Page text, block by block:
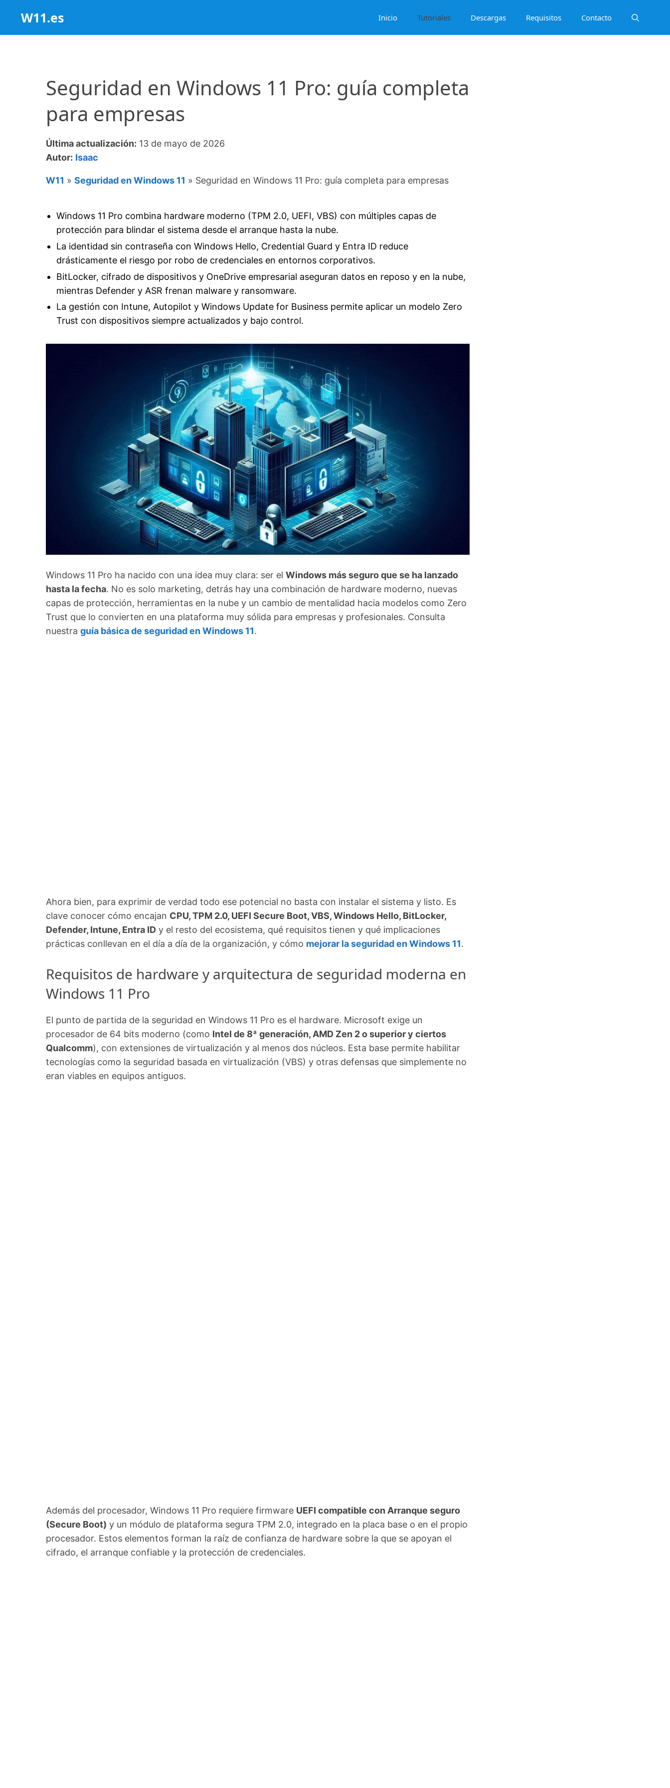
contenido
W11.es Inicio Tutoriales Descargas Requisitos Contacto
Seguridad en Windows 11 Pro: guía completa
para empresas
Última actualización: 13 de mayo de 2026
Autor: Isaac
W11 » Seguridad en Windows 11 » Seguridad en Windows 11 Pro: guía completa para empresas
Windows 11 Pro combina hardware moderno (TPM 2.0, UEFI, VBS) con múltiples capas de
protección para blindar el sistema desde el arranque hasta la nube.
La identidad sin contraseña con Windows Hello, Credential Guard y Entra ID reduce
drásticamente el riesgo por robo de credenciales en entornos corporativos.
BitLocker, cifrado de dispositivos y OneDrive empresarial aseguran datos en reposo y en la nube,
mientras Defender y ASR frenan malware y ransomware.
La gestión con Intune, Autopilot y Windows Update for Business permite aplicar un modelo Zero
Trust con dispositivos siempre actualizados y bajo control.
Windows 11 Pro ha nacido con una idea muy clara: ser el Windows más seguro que se ha lanzado
hasta la fecha. No es solo marketing, detrás hay una combinación de hardware moderno, nuevas
capas de protección, herramientas en la nube y un cambio de mentalidad hacia modelos como Zero
Trust que lo convierten en una plataforma muy sólida para empresas y profesionales. Consulta
nuestra guía básica de seguridad en Windows 11.
Ahora bien, para exprimir de verdad todo ese potencial no basta con instalar el sistema y listo. Es
clave conocer cómo encajan CPU, TPM 2.0, UEFI Secure Boot, VBS, Windows Hello, BitLocker,
Defender, Intune, Entra ID y el resto del ecosistema, qué requisitos tienen y qué implicaciones
prácticas conllevan en el día a día de la organización, y cómo mejorar la seguridad en Windows 11.
Requisitos de hardware y arquitectura de seguridad moderna en
Windows 11 Pro
El punto de partida de la seguridad en Windows 11 Pro es el hardware. Microsoft exige un
procesador de 64 bits moderno (como Intel de 8ª generación, AMD Zen 2 o superior y ciertos
Qualcomm), con extensiones de virtualización y al menos dos núcleos. Esta base permite habilitar
tecnologías como la seguridad basada en virtualización (VBS) y otras defensas que simplemente no
eran viables en equipos antiguos.
Además del procesador, Windows 11 Pro requiere firmware UEFI compatible con Arranque seguro
(Secure Boot) y un módulo de plataforma segura TPM 2.0, integrado en la placa base o en el propio
procesador. Estos elementos forman la raíz de confianza de hardware sobre la que se apoyan el
cifrado, el arranque confiable y la protección de credenciales.